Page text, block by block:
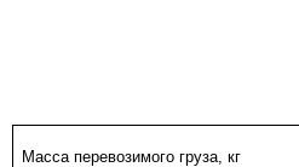
Масса перевозимого груза, кг